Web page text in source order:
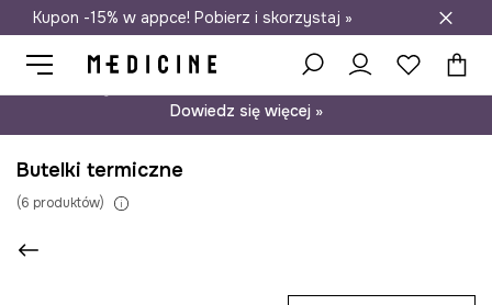
Darmowa dostawa do salonów
Kupon -15% w appce! Pobierz i skorzystaj »
Dowiedz się więcej »
Butelki termiczne
(6 produktów)